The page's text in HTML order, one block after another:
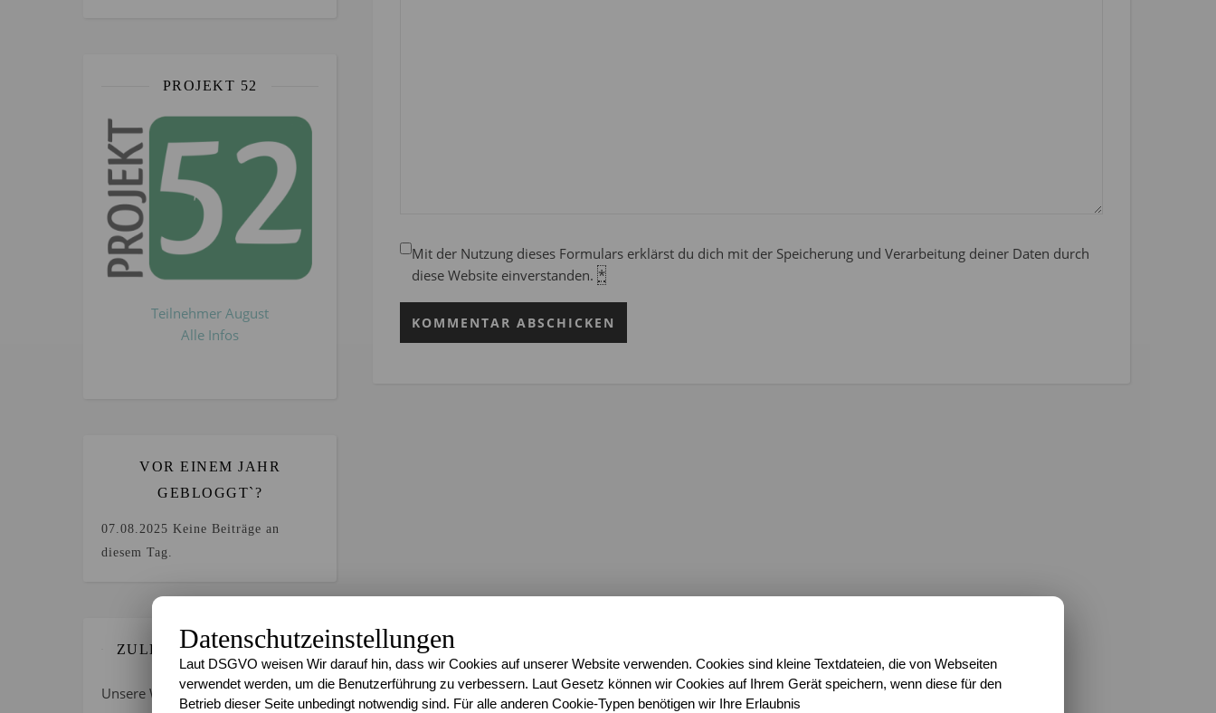
PROJEKT 52
Teilnehmer August
Alle Infos
VOR EINEM JAHR
GEBLOGGT`?
07.08.2025 Keine Beiträge an
diesem Tag.
ZULETZT GEBLOGGT…
Unsere Wochenlieblinge 31/2026
Mit der Nutzung dieses Formulars erklärst du dich mit der Speicherung und Verarbeitung deiner Daten durch
diese Website einverstanden. *
Datenschutzeinstellungen
Laut DSGVO weisen Wir darauf hin, dass wir Cookies auf unserer Website verwenden. Cookies sind kleine Textdateien, die von Webseiten
verwendet werden, um die Benutzerführung zu verbessern. Laut Gesetz können wir Cookies auf Ihrem Gerät speichern, wenn diese für den
Betrieb dieser Seite unbedingt notwendig sind. Für alle anderen Cookie-Typen benötigen wir Ihre Erlaubnis